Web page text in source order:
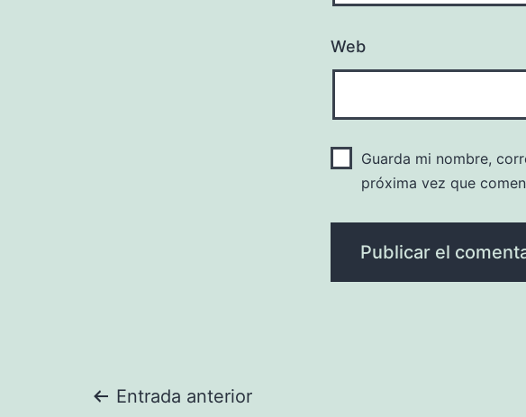
Web
Guarda mi nombre,
próxima vez que
Entrada anterior